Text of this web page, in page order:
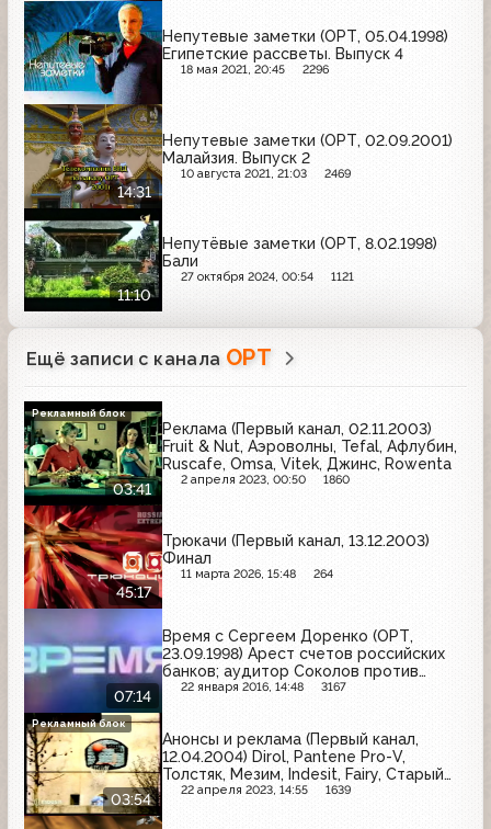
Непутевые заметки (ОРТ, 05.04.1998)
Египетские рассветы. Выпуск 4
18 мая 2021, 20:45 2296
14:31
Непутевые заметки (ОРТ, 02.09.2001)
Малайзия. Выпуск 2
10 августа 2021, 21:03 2469
11:10
Непутёвые заметки (ОРТ, 8.02.1998)
Бали
27 октября 2024, 00:54 1121
Ещё записи с канала ОРТ
03:41
Реклама (Первый канал, 02.11.2003)
Fruit & Nut, Аэроволны, Tefal, Афлубин,
Ruscafe, Omsa, Vitek, Джинс, Rowenta
2 апреля 2023, 00:50 1860
Рекламный блок
45:17
Трюкачи (Первый канал, 13.12.2003)
Финал
11 марта 2026, 15:48 264
07:14
Время с Сергеем Доренко (ОРТ,
23.09.1998) Арест счетов российских
банков; аудитор Соколов против
Минфина и Чубайса
22 января 2016, 14:48 3167
03:54
Анонсы и реклама (Первый канал,
12.04.2004) Dirol, Pantene Pro-V,
Толстяк, Мезим, Indesit, Fairy, Старый
мельник
22 апреля 2023, 14:55 1639
Рекламный блок